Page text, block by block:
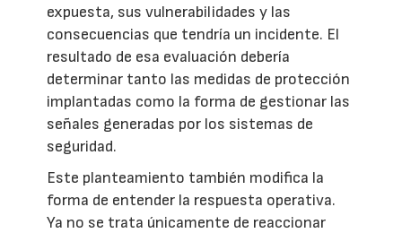
expuesta, sus vulnerabilidades y las
consecuencias que tendría un incidente. El
resultado de esa evaluación debería
determinar tanto las medidas de protección
implantadas como la forma de gestionar las
señales generadas por los sistemas de
seguridad.
Este planteamiento también modifica la
forma de entender la respuesta operativa.
Ya no se trata únicamente de reaccionar